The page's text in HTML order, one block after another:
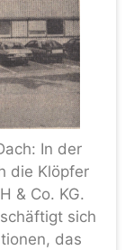
In der
die Klöpfer
& Co. KG.
sich
das